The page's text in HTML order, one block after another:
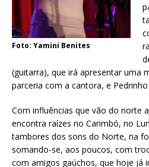
Foto: Yamini Benites
(guitarra), que irá apresentar uma
parceria com a cantora, e
Com influências que vão do norte
encontra raízes no Carimbó, no
tambores dos sons do Norte, na
somando-se, aos poucos, com
com amigos gaúchos, que hoje já